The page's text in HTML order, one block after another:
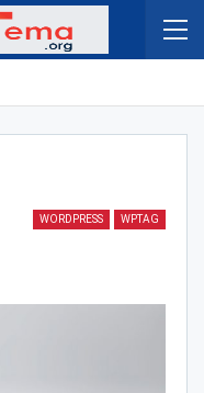
WORDPRESS WPTAG